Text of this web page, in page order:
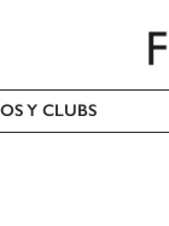
Y CLUBS